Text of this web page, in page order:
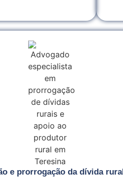
e prorrogação da dívida rural